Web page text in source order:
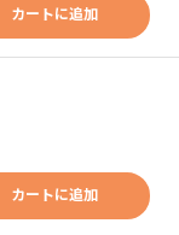
カートに追加
カートに追加